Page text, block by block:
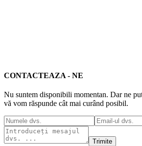
CONTACTEAZA - NE
Nu suntem disponibili momentan. Dar ne
vă vom răspunde cât mai curând posibil.
Trimite